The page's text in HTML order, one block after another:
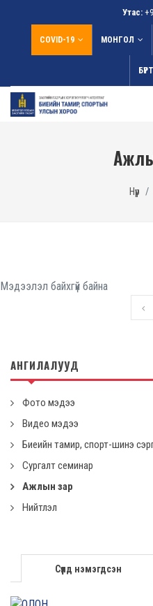
Утас:
COVID-19 МОНГОЛ
Нүүр
Мэдээлэл байхгүй байна
АНГИЛАЛУУД
Фото мэдээ
Видео мэдээ
Биеийн тамир, спорт-шинэ
Сургалт семинар
Ажлын зар
Нийтлэл
Сүүлд нэмэгдсэн